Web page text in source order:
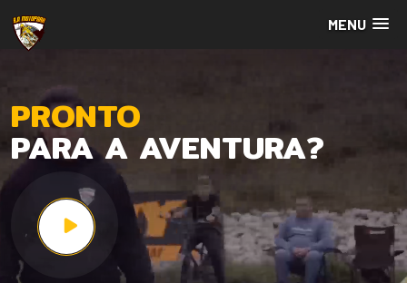
MENU
PRONTO
PARA A AVENTURA?